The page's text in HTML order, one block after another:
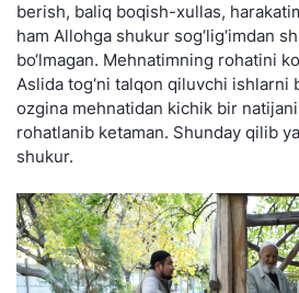
berish, baliq boqish-xullas,
ham Allohga shukur sog‘lig‘imdan
bo‘lmagan. Mehnatimning rohatini
Aslida tog‘ni talqon qiluvchi ishlarni
ozgina mehnatidan kichik bir natijani
rohatlanib ketaman. Shunday qilib
shukur.